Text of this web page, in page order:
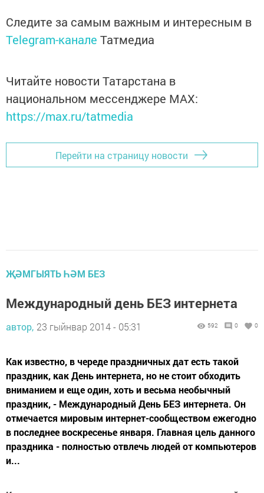
Следите за самым важным и интересным в
Telegram-канале Татмедиа
Читайте новости Татарстана в
национальном мессенджере MАХ:
https://max.ru/tatmedia
Перейти на страницу новости
ҖӘМГЫЯТЬ ҺӘМ БЕЗ
Международный день БЕЗ интернета
автор, 23 гыйнвар 2014 - 05:31 592 0 0
Как известно, в череде праздничных дат есть такой
праздник, как День интернета, но не стоит обходить
вниманием и еще один, хоть и весьма необычный
праздник, - Международный День БЕЗ интернета. Он
отмечается мировым интернет-сообществом ежегодно
в последнее воскресенье января. Главная цель данного
праздника - полностью отвлечь людей от компьютеров
и...